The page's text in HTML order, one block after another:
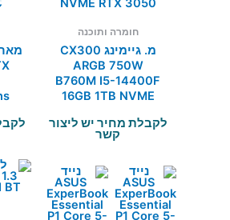
חומרה ותוכנה
מ. גיימינג CX300
ARGB 750W
B760M I5-14400F
16GB 1TB NVME
לקבלת מחיר יש ליצור
קשר